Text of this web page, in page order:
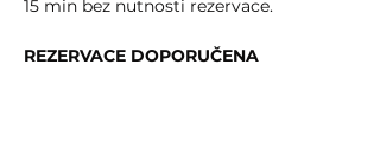
15 min bez nutnosti rezervace.
REZERVACE DOPORUČENA